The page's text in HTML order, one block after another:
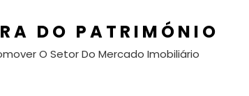
DO PATRIMÓNIO
O Setor Do Mercado Imobiliário